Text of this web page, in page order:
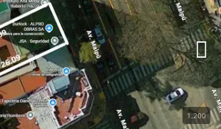
1.200